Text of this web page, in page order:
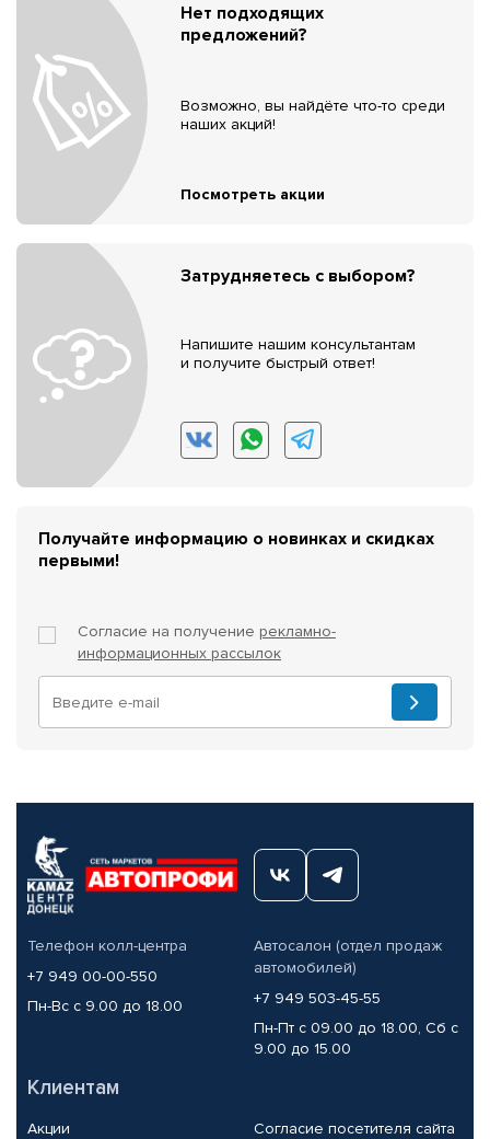
Нет подходящих
предложений?
Возможно, вы найдёте что-то среди
наших акций!
Посмотреть акции
Затрудняетесь с выбором?
Напишите нашим консультантам
и получите быстрый ответ!
Получайте информацию о новинках и скидках
первыми!
Согласие на получение рекламно-
информационных рассылок
Телефон колл-центра
+7 949 00-00-550
Пн-Вс с 9.00 до 18.00
Автосалон (отдел продаж
автомобилей)
+7 949 503-45-55
Пн-Пт с 09.00 до 18.00, Сб с
9.00 до 15.00
Клиентам
Акции Согласие посетителя сайта